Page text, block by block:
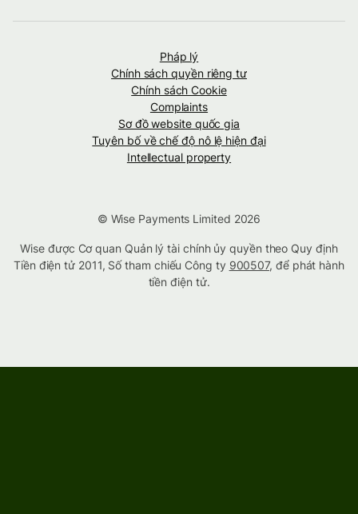
Pháp lý
Chính sách quyền riêng tư
Chính sách Cookie
Complaints
Sơ đồ website quốc gia
Tuyên bố về chế độ nô lệ hiện đại
Intellectual property
© Wise Payments Limited 2026
Wise được Cơ quan Quản lý tài chính ủy quyền theo Quy định
Tiền điện tử 2011, Số tham chiếu Công ty 900507, để phát hành
tiền điện tử.